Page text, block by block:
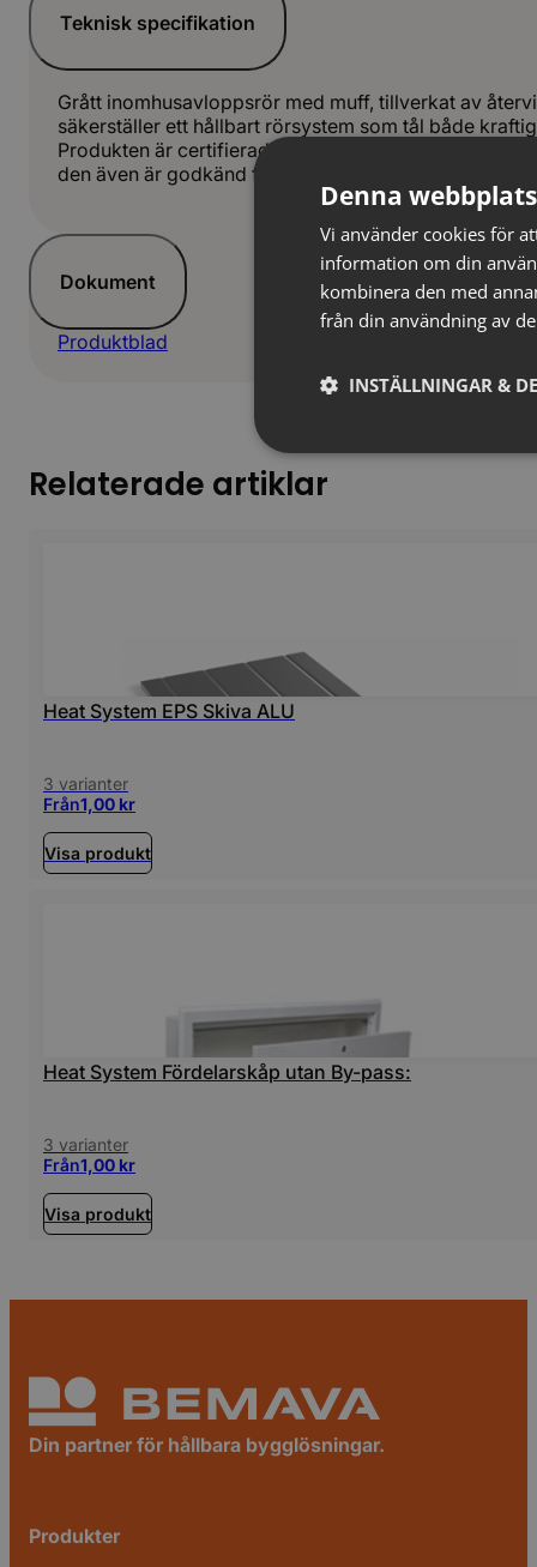
Teknisk specifikation
Grått inomhusavloppsrör med muff, tillverkat av
säkerställer ett hållbart rörsystem som tål både
Produkten är certifierad enligt Nordic Poly Mark,
den även är godkänd för ingjutning.
Dokument
Produktblad
Relaterade artiklar
Heat System EPS Skiva ALU
3 varianter
Från1,00 kr
Visa produkt
Heat System Fördelarskåp utan By-pass:
3 varianter
Från1,00 kr
Visa produkt
Din partner för hållbara bygglösningar.
Produkter
Denna
Vi använder cookies för
information om din
kombinera den med
från din användning av
INSTÄLLNINGAR &